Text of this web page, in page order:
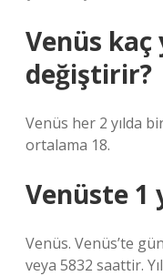
Venüs kaç
değiştirir?
Venüs her 2 yılda
ortalama 18.
Venüste 1
Venüs. Venüs’te
veya 5832 saattir.